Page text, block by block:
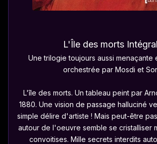
L'Île des morts
Une trilogie toujours aussi menaçante
orchestrée par Mosdi et
L'île des morts. Un tableau peint par
1880. Une vision de passage halluciné
simple délire d'artiste ! Mais peut-être
autour de l'oeuvre semble se cristalliser
convoitises. Mille secrets interdits